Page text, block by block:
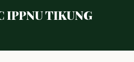
IPPNU TIKUNG